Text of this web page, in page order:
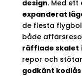
design. Med ett
expanderat
de flesta
både
räfflade skalet
repor och
godkänt kodlås